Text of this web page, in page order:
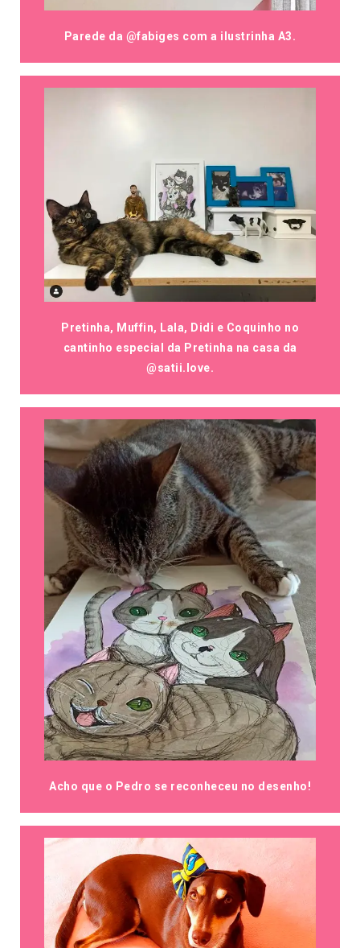
Parede da @fabiges com a ilustrinha A3.
Pretinha, Muffin, Lala, Didi e Coquinho no
cantinho especial da Pretinha na casa da
@satii.love.
Acho que o Pedro se reconheceu no desenho!